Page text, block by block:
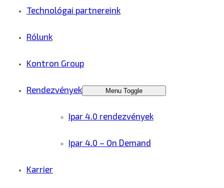
Technológai partnereink
Rólunk
Kontron Group
Rendezvények Menu Toggle
Ipar 4.0 rendezvények
Ipar 4.0 – On Demand
Karrier